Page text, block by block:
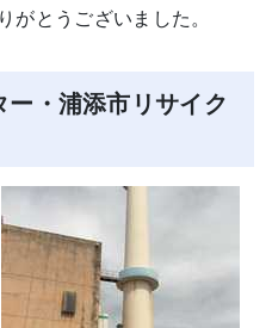
がとうございました。
・浦添市リサイク